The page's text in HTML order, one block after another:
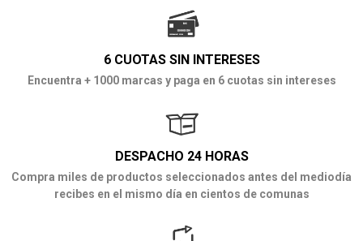
6 CUOTAS SIN INTERESES
Encuentra + 1000 marcas y paga en 6 cuotas sin intereses
DESPACHO 24 HORAS
Compra miles de productos seleccionados antes del mediodía
recibes en el mismo día en cientos de comunas